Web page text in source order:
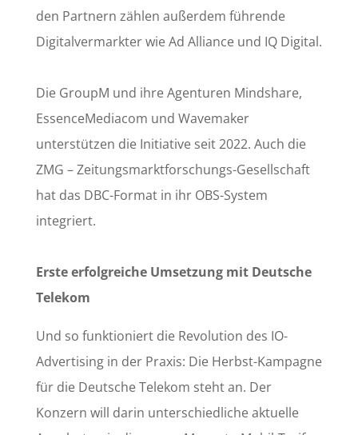
den Partnern zählen außerdem führende
Digitalvermarkter wie Ad Alliance und IQ Digital.
Die GroupM und ihre Agenturen Mindshare,
EssenceMediacom und Wavemaker
unterstützen die Initiative seit 2022. Auch die
ZMG – Zeitungsmarktforschungs-Gesellschaft
hat das DBC-Format in ihr OBS-System
integriert.
Erste erfolgreiche Umsetzung mit Deutsche
Telekom
Und so funktioniert die Revolution des IO-
Advertising in der Praxis: Die Herbst-Kampagne
für die Deutsche Telekom steht an. Der
Konzern will darin unterschiedliche aktuelle